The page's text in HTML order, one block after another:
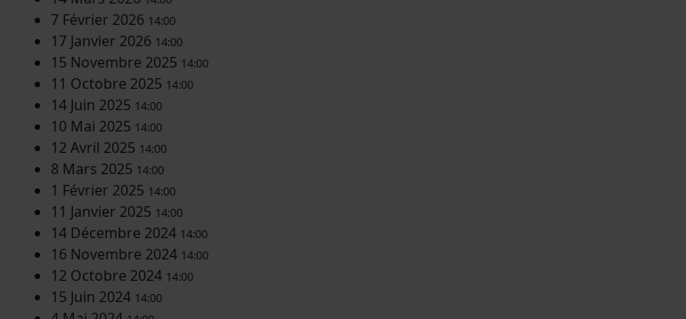
7 Février 2026 14:00
17 Janvier 2026 14:00
15 Novembre 2025 14:00
11 Octobre 2025 14:00
14 Juin 2025 14:00
10 Mai 2025 14:00
12 Avril 2025 14:00
8 Mars 2025 14:00
1 Février 2025 14:00
11 Janvier 2025 14:00
14 Décembre 2024 14:00
16 Novembre 2024 14:00
12 Octobre 2024 14:00
15 Juin 2024 14:00